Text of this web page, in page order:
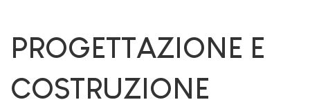
PROGETTAZIONE E
COSTRUZIONE